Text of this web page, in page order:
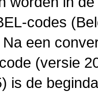
codes
een
(versie
is de